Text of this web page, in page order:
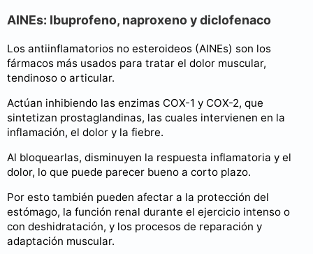
AINEs: Ibuprofeno, naproxeno y diclofenaco
Los antiinflamatorios no esteroideos (AINEs) son los
fármacos más usados para tratar el dolor muscular,
tendinoso o articular.
Actúan inhibiendo las enzimas COX-1 y COX-2, que
sintetizan prostaglandinas, las cuales intervienen en la
inflamación, el dolor y la fiebre.
Al bloquearlas, disminuyen la respuesta inflamatoria y el
dolor, lo que puede parecer bueno a corto plazo.
Por esto también pueden afectar a la protección del
estómago, la función renal durante el ejercicio intenso o
con deshidratación, y los procesos de reparación y
adaptación muscular.